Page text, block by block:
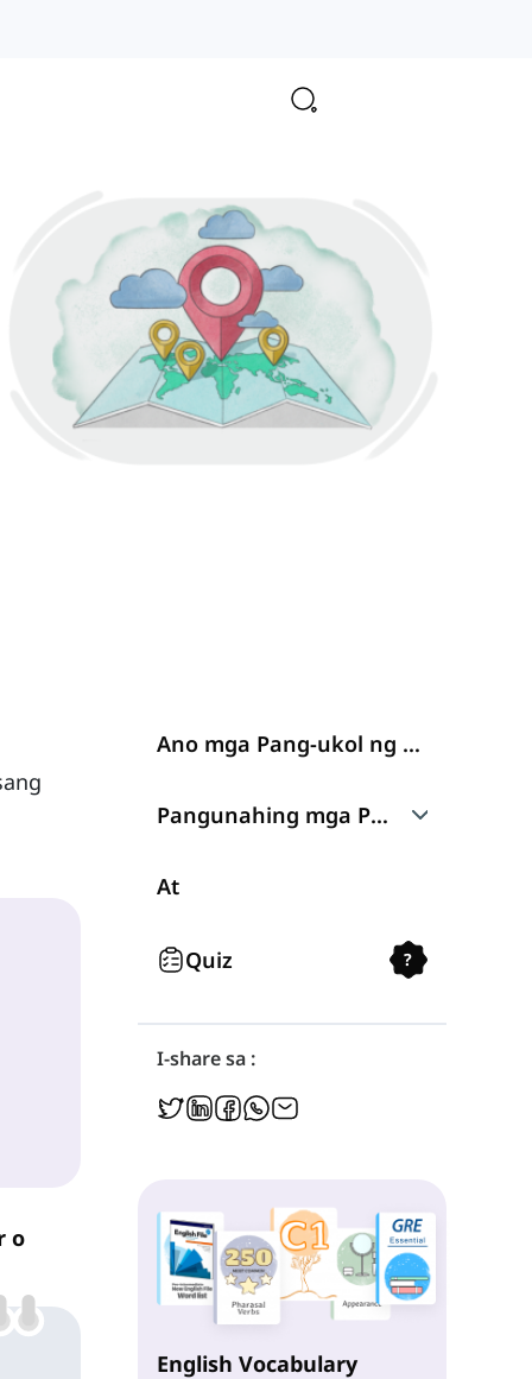
o
Ano mga Pang-ukol ng Panlunan?
Pangunahing mga Pang-ukol ng
In
On
Under
Behind
At
Quiz ?
I-share sa :
English Vocabulary